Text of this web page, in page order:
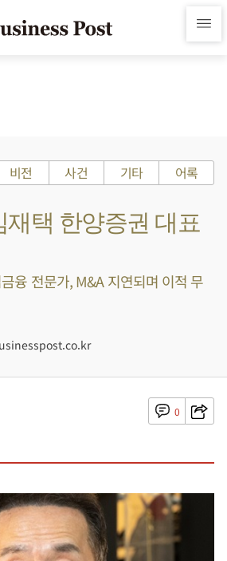
비전 사건 기타 어록
재택 한양증권 대표
융 전문가, M&A 지연되며 이적 무
0